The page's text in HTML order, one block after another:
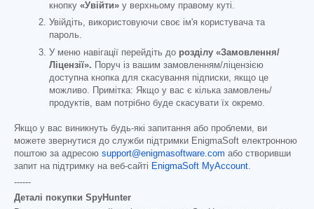
кнопку «Увійти» у верхньому правому куті.
Увійдіть, використовуючи своє ім'я користувача та
пароль.
У меню навігації перейдіть до розділу «Замовлення/
Ліцензії». Поруч із вашим замовленням/ліцензією
доступна кнопка для скасування підписки, якщо це
можливо. Примітка: Якщо у вас є кілька замовлень/
продуктів, вам потрібно буде скасувати їх окремо.
Якщо у вас виникнуть будь-які запитання або проблеми, ви
можете звернутися до служби підтримки EnigmaSoft електронною
поштою за адресою support@enigmasoftware.com або створивши
запит на підтримку на веб-сайті EnigmaSoft MyAccount
------
Деталі покупки SpyHunter